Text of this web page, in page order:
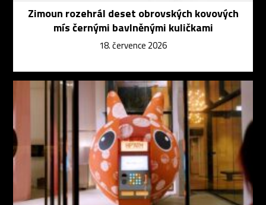
Zimoun rozehrál deset obrovských kovových
mís černými bavlněnými kuličkami
18. července 2026